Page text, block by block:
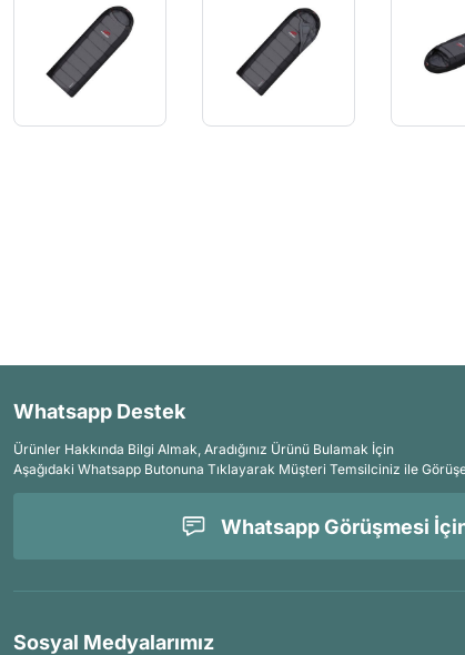
Whatsapp Destek
Ürünler Hakkında Bilgi Almak, Aradığınız Ürünü Bulamak İçin
Aşağıdaki Whatsapp Butonuna Tıklayarak Müşteri Temsilciniz ile
Whatsapp Görüşmesi İçin
Sosyal Medyalarımız